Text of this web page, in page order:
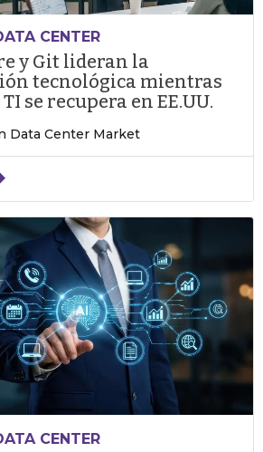
CENTER
y Git lideran la
tecnológica mientras
se recupera en EE.UU.
Data Center Market
CENTER